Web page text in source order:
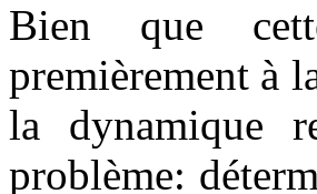
Bien que
premièrement à
la dynamique
problème: